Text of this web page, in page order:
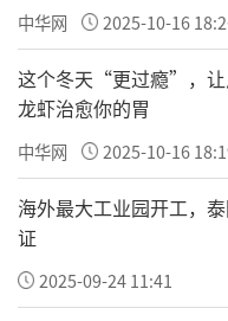
依托修修爱深耕
系，品牌汇聚近百
合作门店落地仪
驻店帮扶。这套成
式，直接复制落地
驿站人员培训、便
化实操方案。
纪元
中华网 2025-10-16
这个冬天“更过瘾”，让
龙虾治愈你的胃
中华网 2025-10-16
海外最大工业园开工，
证
2025-09-24 11:41